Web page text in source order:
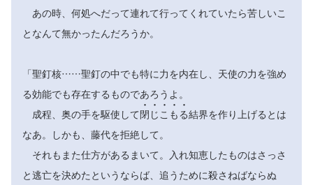
あの時、何処へだって連れて行ってくれていたら苦しいこ
となんて無かったんだろうか。
「聖釘核……聖釘の中でも特に力を内在し、天使の力を強め
る効能でも存在するものであろうよ。
成程、奥の手を駆使して閉

じ

こ

も

る

結界を作り上げるとは
なあ。しかも、藤代を拒絶して。
それもまた仕方があるまいて。入れ知恵したものはさっさ
と逃亡を決めたというならば、追うために殺さねばならぬ